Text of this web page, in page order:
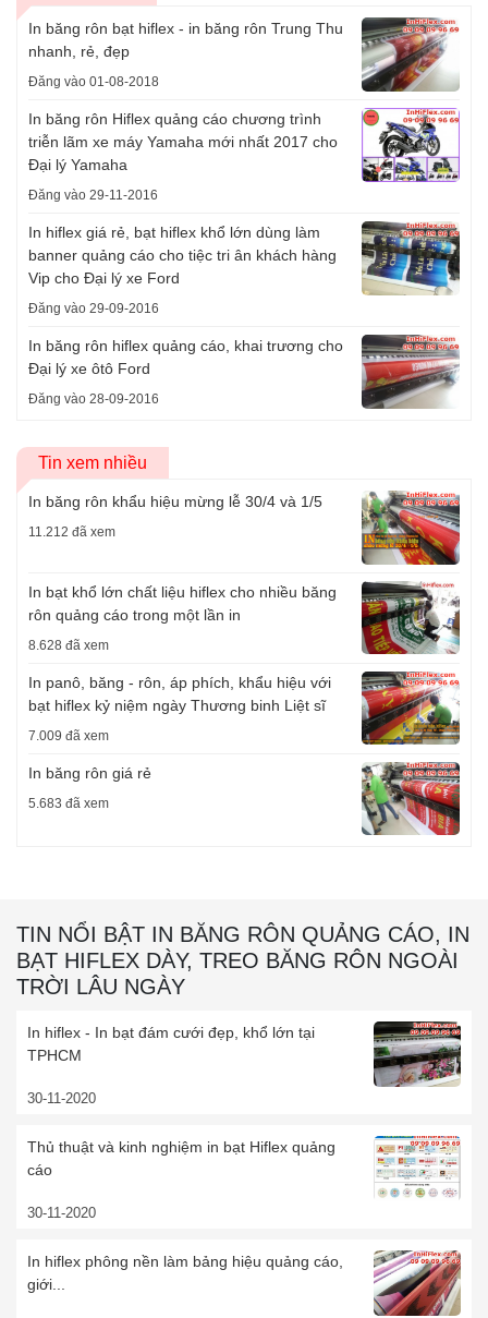
In băng rôn bạt hiflex - in băng rôn Trung Thu
nhanh, rẻ, đẹp
Đăng vào 01-08-2018
In băng rôn Hiflex quảng cáo chương trình
triễn lãm xe máy Yamaha mới nhất 2017 cho
Đại lý Yamaha
Đăng vào 29-11-2016
In hiflex giá rẻ, bạt hiflex khổ lớn dùng làm
banner quảng cáo cho tiệc tri ân khách hàng
Vip cho Đại lý xe Ford
Đăng vào 29-09-2016
In băng rôn hiflex quảng cáo, khai trương cho
Đại lý xe ôtô Ford
Đăng vào 28-09-2016
Tin xem nhiều
In băng rôn khẩu hiệu mừng lễ 30/4 và 1/5
11.212 đã xem
In bạt khổ lớn chất liệu hiflex cho nhiều băng
rôn quảng cáo trong một lần in
8.628 đã xem
In panô, băng - rôn, áp phích, khẩu hiệu với
bạt hiflex kỷ niệm ngày Thương binh Liệt sĩ
7.009 đã xem
In băng rôn giá rẻ
5.683 đã xem
TIN NỔI BẬT IN BĂNG RÔN QUẢNG CÁO, IN
BẠT HIFLEX DÀY, TREO BĂNG RÔN NGOÀI
TRỜI LÂU NGÀY
In hiflex - In bạt đám cưới đẹp, khổ lớn tại
TPHCM
30-11-2020
Thủ thuật và kinh nghiệm in bạt Hiflex quảng
cáo
30-11-2020
In hiflex phông nền làm bảng hiệu quảng cáo,
giới...